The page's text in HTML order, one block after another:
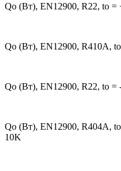
Qo (Вт), EN12900, R22, to =
Qo (Вт), EN12900, R410A,
Qo (Вт), EN12900, R22, to =
Qo (Вт), EN12900, R404A,
10K